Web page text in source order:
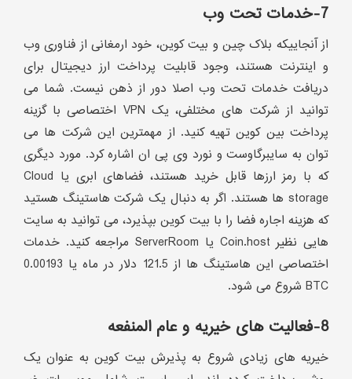
7-خدمات تحت وب
از آنجاییکه بلاک چین و بیت کوین، خود ارمغانی از فناوری وب
و اینترنت هستند، وجود قابلیت پرداخت ارز دیجیتال برای
دریافت خدمات تحت وب اصلا دور از ذهن نیست. شما می
توانید از شرکت های مختلفی، یک VPN اختصاصی با گزینه
پرداخت بین کوین تهیه کنید. از مهمترین این شرکت ها می
توان به سایبرگاوست و نورد وی پی ان اشاره کرد. مورد دیگری
که با رمز ارزها قابل خرید هستند، فضاهای ابری یا Cloud
storage ها هستند. اگر به دنبال یک شرکت هاستینگ هستید
که هزینه اجاره فضا را با بیت کوین بپذیرد، می توانید به سایت
هایی نظیر Coin.host یا ServerRoom مراجعه کنید. خدمات
اختصاصی این هاستینگ ها از 121.5 دلار در ماه یا 0.00193
BTC شروع می شود.
8-فعالیت های خیریه و عام المنفعه
خیریه های زیادی شروع به پذیرش بیت کوین به عنوان یک